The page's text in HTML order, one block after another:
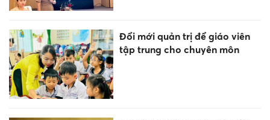
ngày đêm: Hơn 1.500 hài cốt
liệt sĩ được tìm kiếm, quy tập